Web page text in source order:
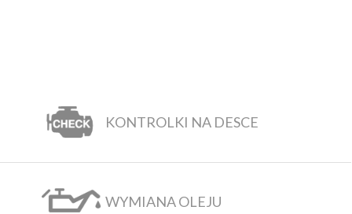
KONTROLKI NA DESCE
WYMIANA OLEJU